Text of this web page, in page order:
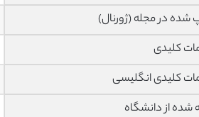
شده در مجله (ژورنال)
کلیدی
کلیدی انگلیسی
شده از دانشگاه